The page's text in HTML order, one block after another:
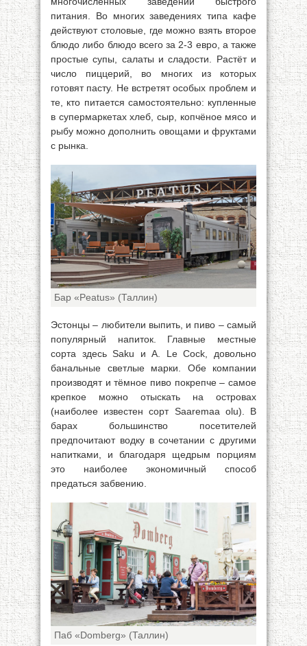
питания. Во многих заведениях типа кафе
действуют столовые, где можно взять второе
блюдо либо блюдо всего за 2-3 евро, а также
простые супы, салаты и сладости. Растёт и
число пиццерий, во многих из которых
готовят пасту. Не встретят особых проблем и
те, кто питается самостоятельно: купленные
в супермаркетах хлеб, сыр, копчёное мясо и
рыбу можно дополнить овощами и фруктами
с рынка.
Бар «Peatus» (Таллин)
Эстонцы – любители выпить, и пиво – самый
популярный напиток. Главные местные
сорта здесь Saku и A. Le Cock, довольно
банальные светлые марки. Обе компании
производят и тёмное пиво покрепче – самое
крепкое можно отыскать на островах
(наиболее известен сорт Saaremaa olu). В
барах большинство посетителей
предпочитают водку в сочетании с другими
напитками, и благодаря щедрым порциям
это наиболее экономичный способ
предаться забвению.
Паб «Domberg» (Таллин)